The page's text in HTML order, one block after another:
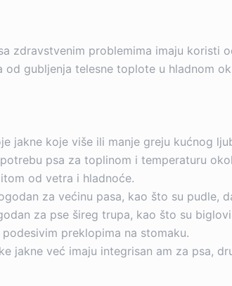
zdravstvenim problemima imaju koristi
gubljenja telesne toplote u hladnom
jakne koje više ili manje greju kućnog
psa za toplinom i temperaturu
od vetra i hladnoće.
za većinu pasa, kao što su pudle,
za pse šireg trupa, kao što su
preklopima na stomaku.
jakne već imaju integrisan am za psa,